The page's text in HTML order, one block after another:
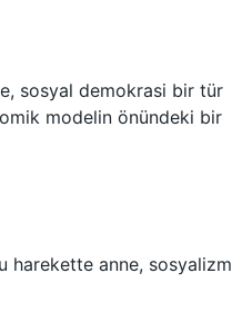
sosyal demokrasi bir tür
modelin önündeki bir
harekette anne, sosyalizm